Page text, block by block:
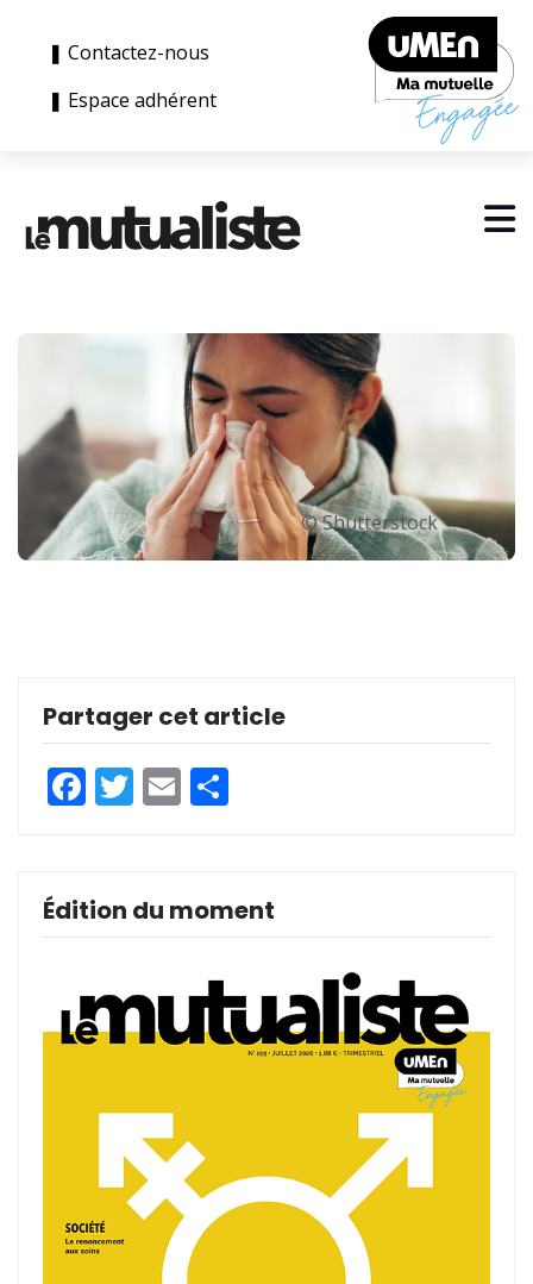
❚ Contactez-nous
❚ Espace adhérent
© Shutterstock
Partager cet article
Facebook
Twitter
Email
Édition du moment